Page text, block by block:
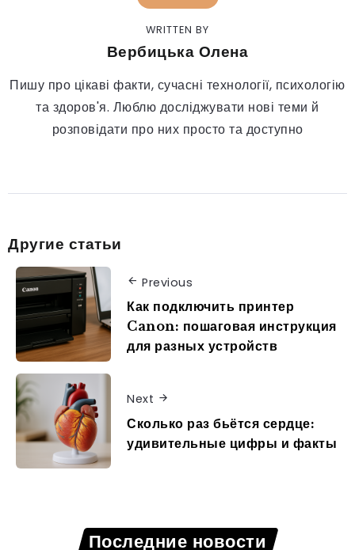
WRITTEN BY
Вербицька Олена
Пишу про цікаві факти, сучасні технології, психологію
та здоров'я. Люблю досліджувати нові теми й
розповідати про них просто та доступно
Другие статьи
Previous
Как подключить принтер
Canon: пошаговая инструкция
для разных устройств
Next
Сколько раз бьётся сердце:
удивительные цифры и факты
Последние новости